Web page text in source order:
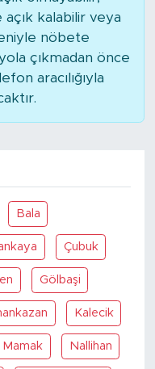
açık kalabilir veya
nöbete
çıkmadan önce
aracılığıyla
Bala
Çubuk
Gölbaşi
Kalecik
Mamak Nallihan